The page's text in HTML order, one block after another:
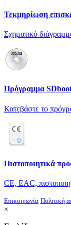
Τεκμηρίωση
Σχηματικό
Πρόγραμμα
Κατεβάστε το
Πιστοποιητικά
CE, EAC,
Επικοινωνία Πολιτική
×